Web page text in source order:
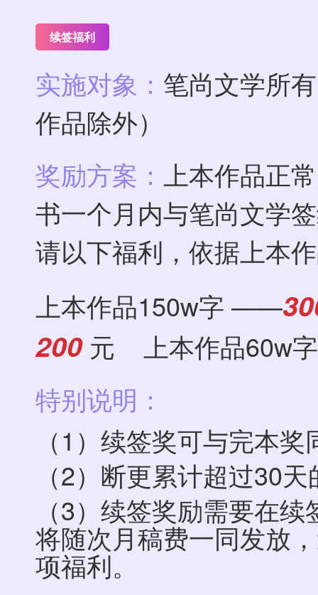
续签福利
实施对象： 笔尚文学所
作品除外）
奖励方案：
上本作品正
书一个月内与笔尚文学
请以下福利，依据上本
上本作品150w字 ——
200元 上本作品60w
特别说明：
（1）续签奖可与完本
（2）断更累计超过30
（3）续签奖励需要在
将随次月稿费一同发放
项福利。